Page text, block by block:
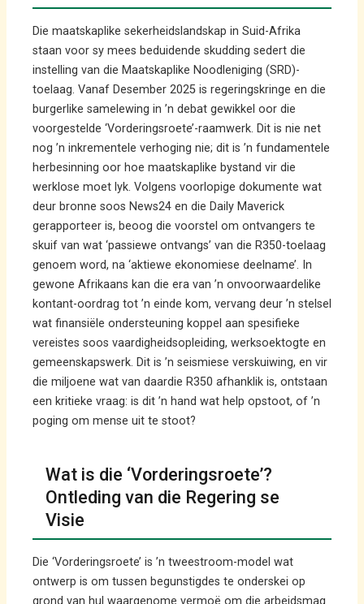
Die maatskaplike sekerheidslandskap in Suid-Afrika
staan ​​voor sy mees beduidende skudding sedert die
instelling van die Maatskaplike Noodleniging (SRD)-
toelaag. Vanaf Desember 2025 is regeringskringe en die
burgerlike samelewing in ’n debat gewikkel oor die
voorgestelde ‘Vorderingsroete’-raamwerk. Dit is nie net
nog ’n inkrementele verhoging nie; dit is ’n fundamentele
herbesinning oor hoe maatskaplike bystand vir die
werklose moet lyk. Volgens voorlopige dokumente wat
deur bronne soos News24 en die Daily Maverick
gerapporteer is, beoog die voorstel om ontvangers te
skuif van wat ‘passiewe ontvangs’ van die R350-toelaag
genoem word, na ‘aktiewe ekonomiese deelname’. In
gewone Afrikaans kan die era van ’n onvoorwaardelike
kontant-oordrag tot ’n einde kom, vervang deur ’n stelsel
wat finansiële ondersteuning koppel aan spesifieke
vereistes soos vaardigheidsopleiding, werksoektogte en
gemeenskapswerk. Dit is ’n seismiese verskuiwing, en vir
die miljoene wat van daardie R350 afhanklik is, ontstaan ​​
een kritieke vraag: is dit ’n hand wat help opstoot, of ’n
poging om mense uit te stoot?
Wat is die ‘Vorderingsroete’?
Ontleding van die Regering se
Visie
Die ‘Vorderingsroete’ is ’n tweestroom-model wat
ontwerp is om tussen begunstigdes te onderskei op
grond van hul waargenome vermoë om die arbeidsmag